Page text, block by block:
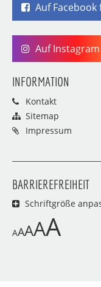
Auf Facebook
Auf
INFORMATION
Kontakt
Sitemap
Impressum
BARRIEREFREIHEIT
Schriftgröße
AAAAA